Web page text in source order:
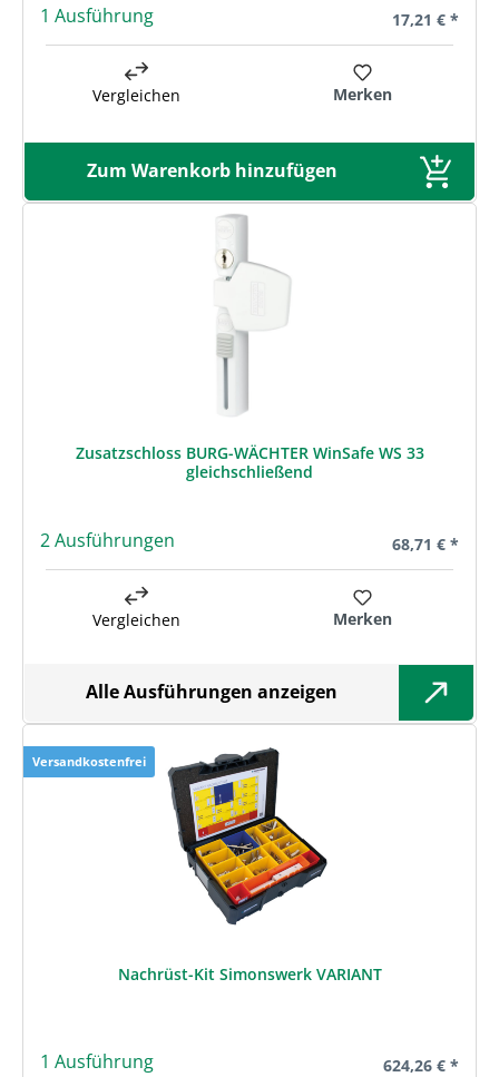
1 Ausführung Regulärer
17,21 € *
Vergleichen Merken
Zum Warenkorb hinzufügen
Zusatzschloss BURG-WÄCHTER WinSafe WS 33
gleichschließend
2 Ausführungen Regulärer
68,71 € *
Vergleichen Merken
Alle Ausführungen anzeigen
Versandkostenfrei
Nachrüst-Kit Simonswerk VARIANT
1 Ausführung Regulärer
624,26 € *